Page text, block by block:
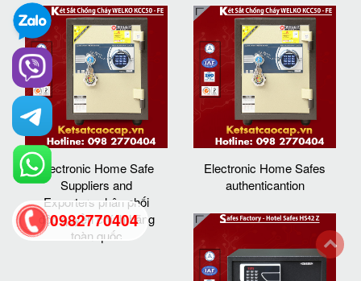
Electronic Home Safe
Suppliers and
Exporters phân phối
độc quyền chính hãng
toàn quốc
Electronic Home Safes
authenticantion
0982770404
back